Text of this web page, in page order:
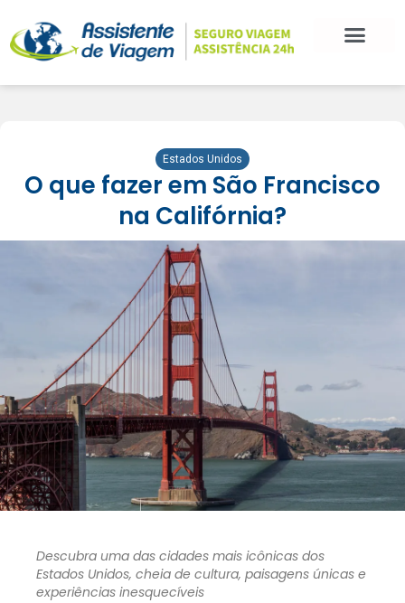
Estados Unidos
O que fazer em São Francisco
na Califórnia?
Descubra uma das cidades mais icônicas dos
Estados Unidos, cheia de cultura, paisagens únicas e
experiências inesquecíveis